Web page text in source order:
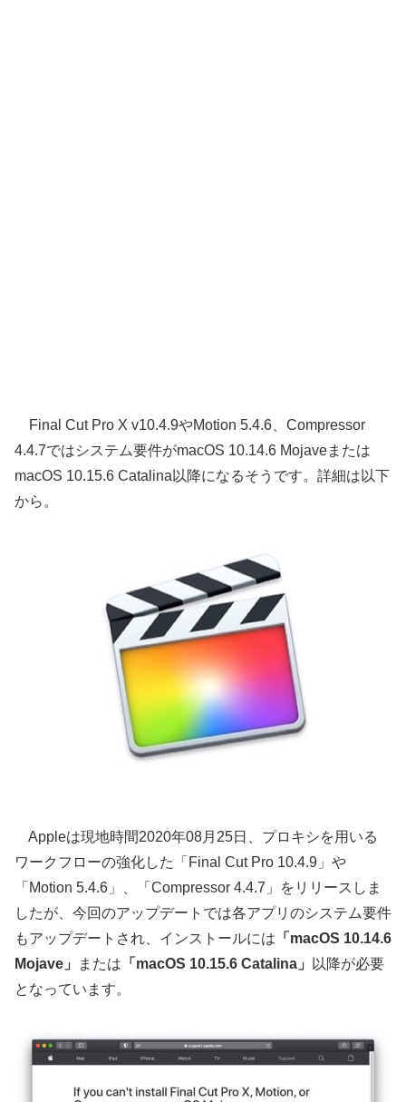
Final Cut Pro X v10.4.9やMotion 5.4.6、Compressor
4.4.7ではシステム要件がmacOS 10.14.6 Mojaveまたは
macOS 10.15.6 Catalina以降になるそうです。詳細は以下
から。
Appleは現地時間2020年08月25日、プロキシを用いる
ワークフローの強化した「Final Cut Pro 10.4.9」や
「Motion 5.4.6」、「Compressor 4.4.7」をリリースしま
したが、今回のアップデートでは各アプリのシステム要件
もアップデートされ、インストールには 「macOS 10.14.6
Mojave」
または 「macOS 10.15.6 Catalina」
以降が必要
となっています。